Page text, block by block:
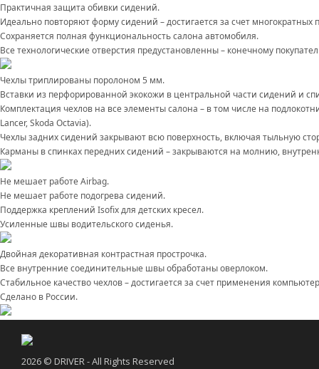
Практичная защита обивки сидений.
Идеально повторяют форму сидений – достигается за счет
Сохраняется полная функциональность салона автомобиля.
Все технологические отверстия предустановленны – конечному
Чехлы триплированы поролоном 5 мм.
Вставки из перфорированной экокожи в центральной части сидений и
Комплектация чехлов на все элементы салона – в том числе на
Lancer, Skoda Octavia).
Чехлы задних сидений закрывают всю поверхность, включая тыльную
Карманы в спинках передних сидений – закрываются на молнию,
Не мешает работе Airbag.
Не мешает работе подогрева сидений.
Поддержка креплений Isofix для детских кресел.
Усиленные швы водительского сиденья.
Двойная декоративная контрастная прострочка.
Все внутренние соединительные швы обработаны оверлоком.
Стабильное качество чехлов – достигается за счет применения
Сделано в России.
2026 © DRIVER - All Rights Reserved